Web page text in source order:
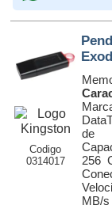
Codigo
0314017
de
256
MB/s